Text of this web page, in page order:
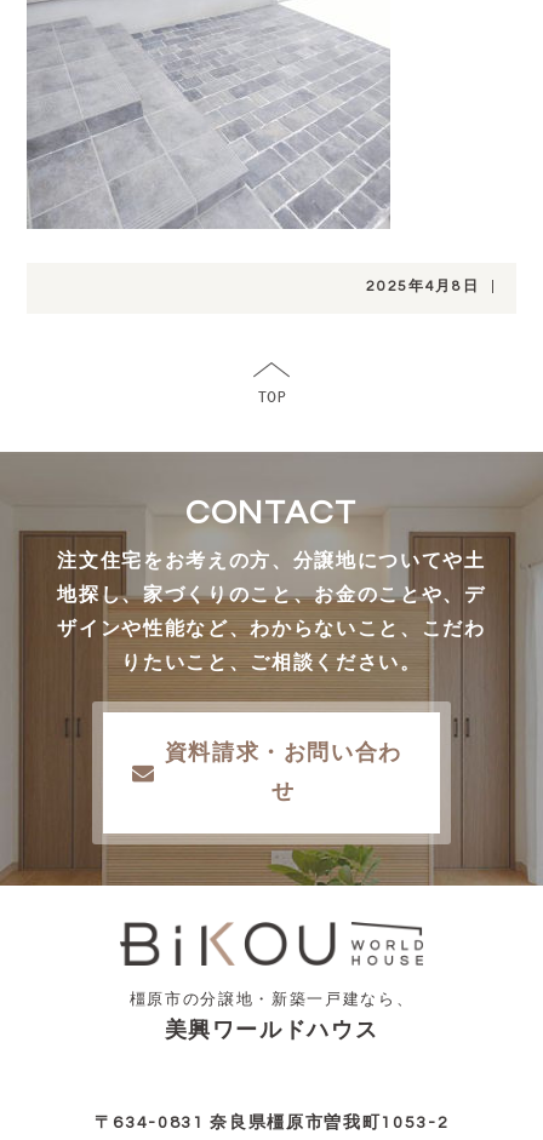
2025年4月8日
CONTACT
注文住宅をお考えの方、分譲地についてや土
地探し、家づくりのこと、お金のことや、デ
ザインや性能など、わからないこと、こだわ
りたいこと、ご相談ください。
資料請求・お問い合わ
せ
橿原市の分譲地・新築一戸建なら、
美興ワールドハウス
〒634-0831 奈良県橿原市曽我町1053-2